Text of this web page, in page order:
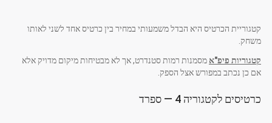
קטגוריית הכרטיס היא הבדל משמעותי במחיר בין כרטיס אחד לשני לאותו
משחק.
קטגוריות פיפ"א מסמנות רמות סטנדרט, אך לא מבטיחות מיקום מדויק אלא
אם כן נכתב במפורש אצל הספק.
כרטיסים לקטגוריה 4 — ספרד